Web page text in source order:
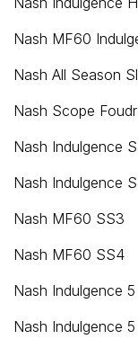
Nash MF60
Nash All Season
Nash Scope
Nash Indulgence
Nash Indulgence
Nash MF60 SS3
Nash MF60 SS4
Nash Indulgence
Nash Indulgence